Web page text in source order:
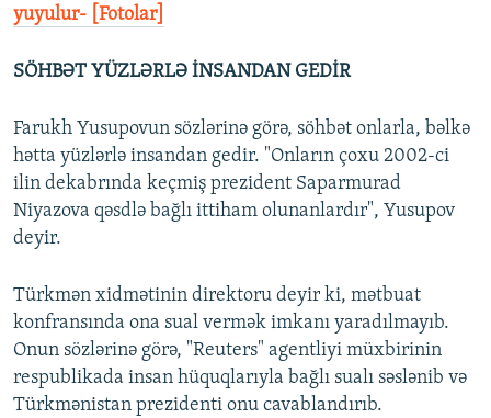
yuyulur- [Fotolar]
SÖHBƏT YÜZLƏRLƏ İNSANDAN GEDİR
Farukh Yusupovun sözlərinə görə, söhbət onlarla, bəlkə
hətta yüzlərlə insandan gedir. "Onların çoxu 2002-ci
ilin dekabrında keçmiş prezident Saparmurad
Niyazova qəsdlə bağlı ittiham olunanlardır", Yusupov
deyir.
Türkmən xidmətinin direktoru deyir ki, mətbuat
konfransında ona sual vermək imkanı yaradılmayıb.
Onun sözlərinə görə, "Reuters" agentliyi müxbirinin
respublikada insan hüquqlarıyla bağlı sualı səslənib və
Türkmənistan prezidenti onu cavablandırıb.